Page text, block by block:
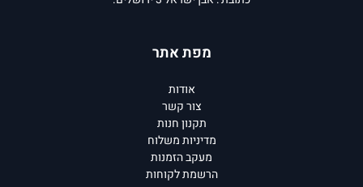
מפת אתר
אודות
צור קשר
תקנון חנות
מדיניות משלוח
מעקב הזמנות
הרשמת לקוחות